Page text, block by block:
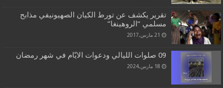
تقرير يكشف عن تورط الكيان الصهيونيفي مذابح
مسلمي “الروهينغا”
21 مارس,2017
09 صلوات الليالي ودعوات الايّام في شهر رمضان
18 مارس,2024